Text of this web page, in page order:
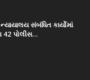
સંબંધિત કાર્યોમાં
42 પોલીસ...